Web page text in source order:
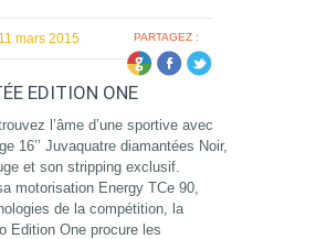
PARTAGEZ :
11 mars 2015
EDITION ONE
l’âme d’une sportive avec
16’’ Juvaquatre diamantées Noir,
et son stripping exclusif.
motorisation Energy TCe 90,
de la compétition, la
Edition One procure les